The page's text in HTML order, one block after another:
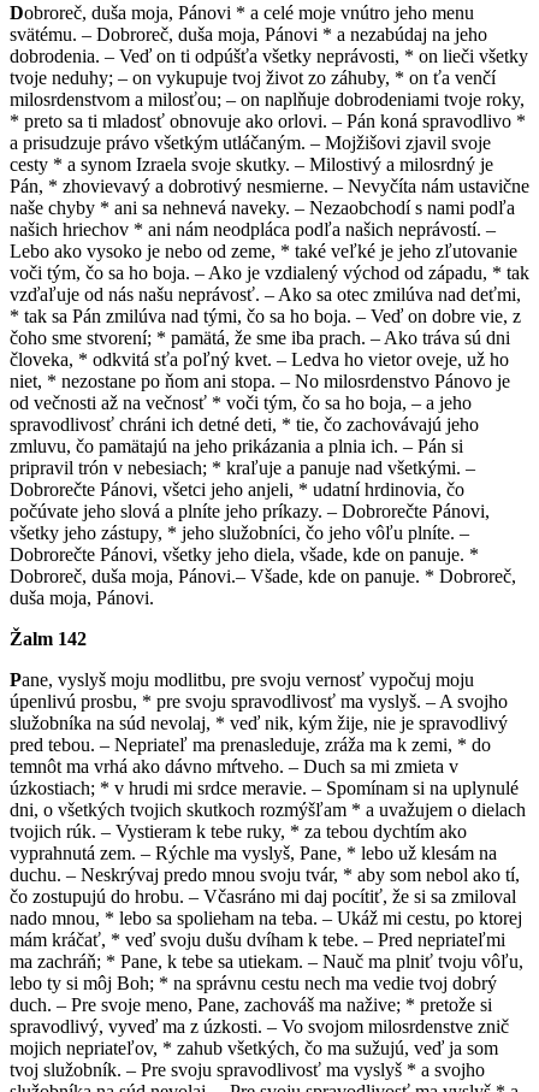
Dobroreč, duša moja, Pánovi * a celé moje vnútro jeho menu
svätému. – Dobroreč, duša moja, Pánovi * a nezabúdaj na jeho
dobrodenia. – Veď on ti odpúšťa všetky neprávosti, * on lieči všetky
tvoje neduhy; – on vykupuje tvoj život zo záhuby, * on ťa venčí
milosrdenstvom a milosťou; – on naplňuje dobrodeniami tvoje roky,
* preto sa ti mladosť obnovuje ako orlovi. – Pán koná spravodlivo *
a prisudzuje právo všetkým utláčaným. – Mojžišovi zjavil svoje
cesty * a synom Izraela svoje skutky. – Milostivý a milosrdný je
Pán, * zhovievavý a dobrotivý nesmierne. – Nevyčíta nám ustavične
naše chyby * ani sa nehnevá naveky. – Nezaobchodí s nami podľa
našich hriechov * ani nám neodpláca podľa našich neprávostí. –
Lebo ako vysoko je nebo od zeme, * také veľké je jeho zľutovanie
voči tým, čo sa ho boja. – Ako je vzdialený východ od západu, * tak
vzďaľuje od nás našu neprávosť. – Ako sa otec zmilúva nad deťmi,
* tak sa Pán zmilúva nad tými, čo sa ho boja. – Veď on dobre vie, z
čoho sme stvorení; * pamätá, že sme iba prach. – Ako tráva sú dni
človeka, * odkvitá sťa poľný kvet. – Ledva ho vietor oveje, už ho
niet, * nezostane po ňom ani stopa. – No milosrdenstvo Pánovo je
od večnosti až na večnosť * voči tým, čo sa ho boja, – a jeho
spravodlivosť chráni ich detné deti, * tie, čo zachovávajú jeho
zmluvu, čo pamätajú na jeho prikázania a plnia ich. – Pán si
pripravil trón v nebesiach; * kraľuje a panuje nad všetkými. –
Dobrorečte Pánovi, všetci jeho anjeli, * udatní hrdinovia, čo
počúvate jeho slová a plníte jeho príkazy. – Dobrorečte Pánovi,
všetky jeho zástupy, * jeho služobníci, čo jeho vôľu plníte. –
Dobrorečte Pánovi, všetky jeho diela, všade, kde on panuje. *
Dobroreč, duša moja, Pánovi.– Všade, kde on panuje. * Dobroreč,
duša moja, Pánovi.
Žalm 142
Pane, vyslyš moju modlitbu, pre svoju vernosť vypočuj moju
úpenlivú prosbu, * pre svoju spravodlivosť ma vyslyš. – A svojho
služobníka na súd nevolaj, * veď nik, kým žije, nie je spravodlivý
pred tebou. – Nepriateľ ma prenasleduje, zráža ma k zemi, * do
temnôt ma vrhá ako dávno mŕtveho. – Duch sa mi zmieta v
úzkostiach; * v hrudi mi srdce meravie. – Spomínam si na uplynulé
dni, o všetkých tvojich skutkoch rozmýšľam * a uvažujem o dielach
tvojich rúk. – Vystieram k tebe ruky, * za tebou dychtím ako
vyprahnutá zem. – Rýchle ma vyslyš, Pane, * lebo už klesám na
duchu. – Neskrývaj predo mnou svoju tvár, * aby som nebol ako tí,
čo zostupujú do hrobu. – Včasráno mi daj pocítiť, že si sa zmiloval
nado mnou, * lebo sa spolieham na teba. – Ukáž mi cestu, po ktorej
mám kráčať, * veď svoju dušu dvíham k tebe. – Pred nepriateľmi
ma zachráň; * Pane, k tebe sa utiekam. – Nauč ma plniť tvoju vôľu,
lebo ty si môj Boh; * na správnu cestu nech ma vedie tvoj dobrý
duch. – Pre svoje meno, Pane, zachováš ma nažive; * pretože si
spravodlivý, vyveď ma z úzkosti. – Vo svojom milosrdenstve znič
mojich nepriateľov, * zahub všetkých, čo ma sužujú, veď ja som
tvoj služobník. – Pre svoju spravodlivosť ma vyslyš * a svojho